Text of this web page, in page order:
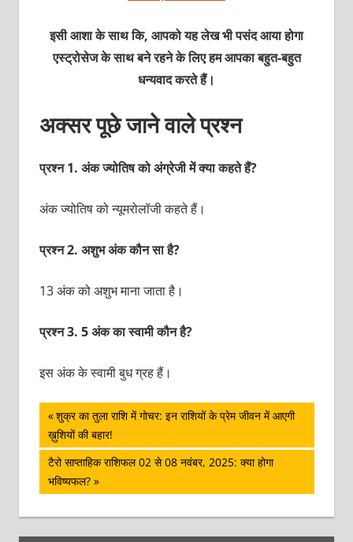
इसी आशा के साथ कि, आपको यह लेख भी पसंद आया होगा
एस्ट्रोसेज के साथ बने रहने के लिए हम आपका बहुत-बहुत
धन्यवाद करते हैं।
अक्‍सर पूछे जाने वाले प्रश्‍न
प्रश्‍न 1. अंक ज्‍योतिष को अंग्रेजी में क्‍या कहते हैं?
अंक ज्‍योतिष को न्‍यूमरोलॉजी कहते हैं।
प्रश्‍न 2. अशुभ अंक कौन सा है?
13 अंक को अशुभ माना जाता है।
प्रश्‍न 3. 5 अंक का स्‍वामी कौन है?
इस अंक के स्‍वामी बुध ग्रह हैं।
पोस्ट
नेविगेशन
Previous
Post:
शुक्र का तुला राशि में गोचर: इन राशियों के प्रेम जीवन में आएगी
ख़ुशियों की बहार!
Next
Post:
टैरो साप्ताहिक राशिफल 02 से 08 नवंबर, 2025: क्‍या होगा
भविष्‍यफल?